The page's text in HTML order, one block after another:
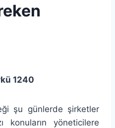
1240
şu günlerde şirketler
yöneticilere